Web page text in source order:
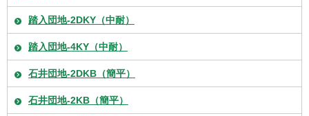
踏入団地-2DKY（中耐）
踏入団地-4KY（中耐）
石井団地-2DKB（簡平）
石井団地-2KB（簡平）